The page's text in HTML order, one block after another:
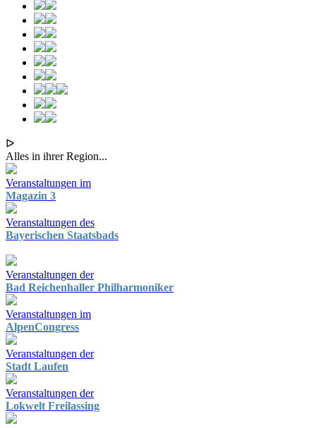
ᐅ
Alles in ihrer Region...
Veranstaltungen im
Magazin 3
Veranstaltungen des
Bayerischen Staatsbads
Veranstaltungen der
Bad Reichenhaller Philharmoniker
Veranstaltungen im
AlpenCongress
Veranstaltungen der
Stadt Laufen
Veranstaltungen der
Lokwelt Freilassing